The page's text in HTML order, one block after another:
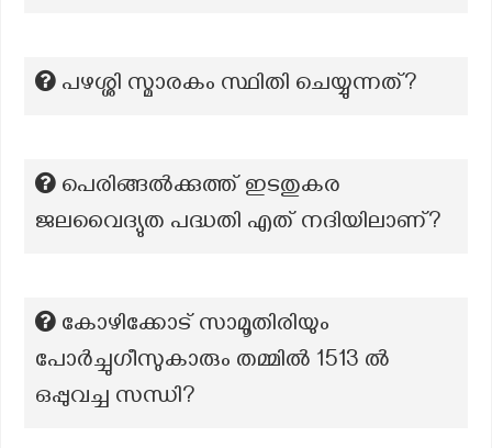
പഴശ്ശി സ്മാരകം സ്ഥിതി ചെയ്യുന്നത്?
പെരിങ്ങൽക്കുത്ത് ഇടതുകര
ജലവൈദ്യുത പദ്ധതി എത് നദിയിലാണ്?
കോഴിക്കോട് സാമൂതിരിയും
പോർച്ചുഗീസുകാരും തമ്മിൽ 1513 ൽ
ഒപ്പുവച്ച സന്ധി?